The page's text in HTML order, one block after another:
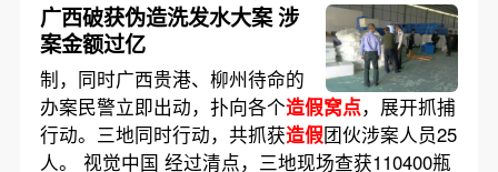
广西破获伪造洗发水大案 涉
案金额过亿
制，同时广西贵港、柳州待命的
办案民警立即出动，扑向各个造假窝点，展开抓捕
行动。三地同时行动，共抓获造假团伙涉案人员25
人。 视觉中国 经过清点，三地现场查获110400瓶